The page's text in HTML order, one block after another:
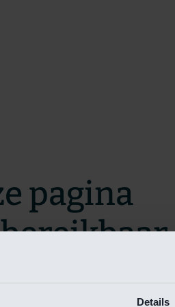
Details
pagina
zo snel mogelijk te verhelpen.